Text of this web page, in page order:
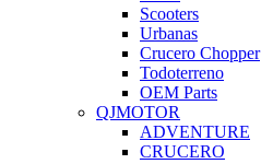
Scooters
Urbanas
Crucero Chopper
Todoterreno
OEM Parts
QJMOTOR
ADVENTURE
CRUCERO